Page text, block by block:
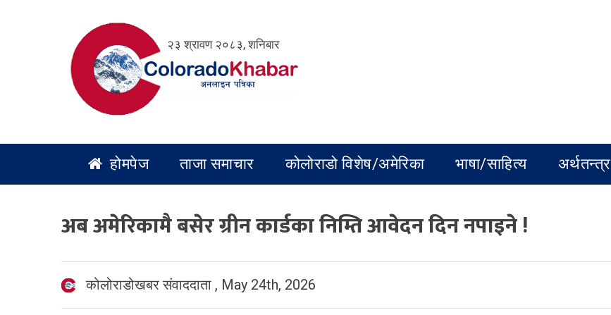
२३ श्रावण २०८३, शनिबार
होमपेज ताजा समाचार कोलोराडो विशेष/अमेरिका भाषा/साहित्य अर्थतन्त्र
अब अमेरिकामै बसेर ग्रीन कार्डका निम्ति आवेदन दिन नपाइने !
कोलोराडोखबर संवाददाता , May 24th, 2026